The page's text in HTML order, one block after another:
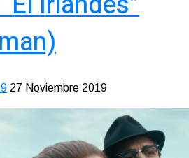
27 Noviembre 2019